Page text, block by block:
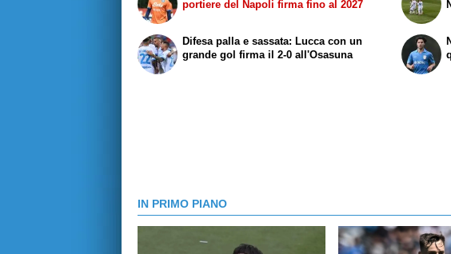
portiere del Napoli firma fino al 2027
Difesa palla e sassata: Lucca con un
grande gol firma il 2-0 all'Osasuna
IN PRIMO PIANO